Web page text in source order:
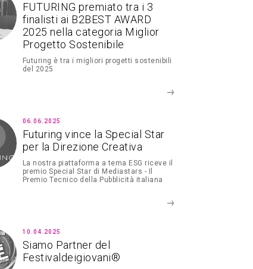
FUTURING premiato tra i 3
finalisti ai B2BEST AWARD
2025 nella categoria Miglior
Progetto Sostenibile
Futuring è tra i migliori progetti sostenibili
del 2025
06.06.2025
Futuring vince la Special Star
per la Direzione Creativa
La nostra piattaforma a tema ESG riceve il
premio Special Star di Mediastars - Il
Premio Tecnico della Pubblicità italiana
10.04.2025
Siamo Partner del
Festivaldeigiovani®